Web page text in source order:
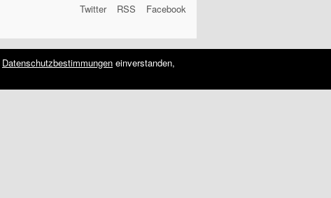
Facebook
RSS
Twitter
Datenschutzbestimmungen einverstanden,